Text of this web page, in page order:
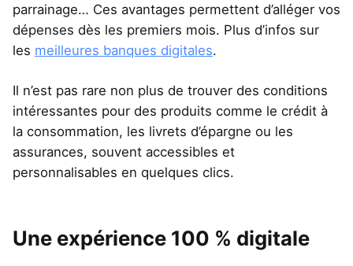
parrainage… Ces avantages permettent d’alléger vos
dépenses dès les premiers mois. Plus d’infos sur
les meilleures banques digitales.
Il n’est pas rare non plus de trouver des conditions
intéressantes pour des produits comme le crédit à
la consommation, les livrets d’épargne ou les
assurances, souvent accessibles et
personnalisables en quelques clics.
Une expérience 100 % digitale